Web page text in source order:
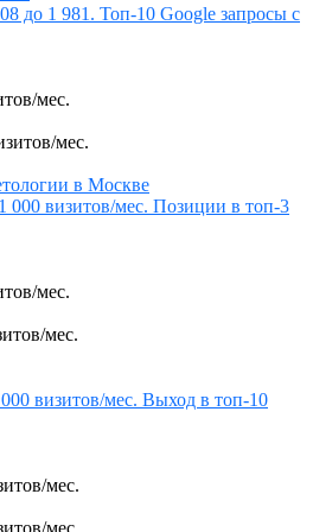
до 1 981. Топ-10 Google запросы с
мес.
мес.
в Москве
000 визитов/мес. Позиции в топ-3
мес.
мес.
визитов/мес. Выход в топ-10
мес.